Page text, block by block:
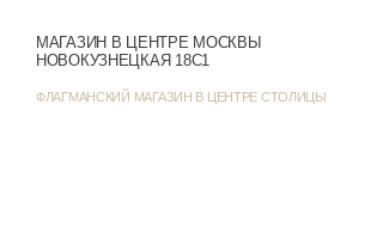
Высота (с ушками), мм
Толщина, мм
МАГАЗИН В ЦЕНТРЕ МОСКВЫ
НОВОКУЗНЕЦКАЯ 18С1
ФЛАГМАНСКИЙ МАГАЗИН В ЦЕНТРЕ СТОЛИЦЫ